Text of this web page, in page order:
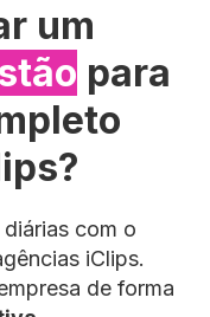
um
para
com o
iClips.
de forma